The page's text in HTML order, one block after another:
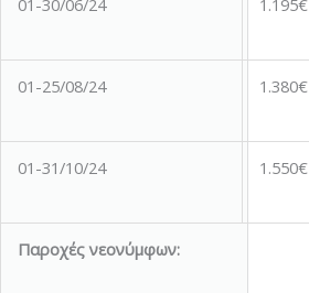
01-30/06/24 1.195€
01-25/08/24 1.380€
01-31/10/24 1.550€
Παροχές νεονύμφων: